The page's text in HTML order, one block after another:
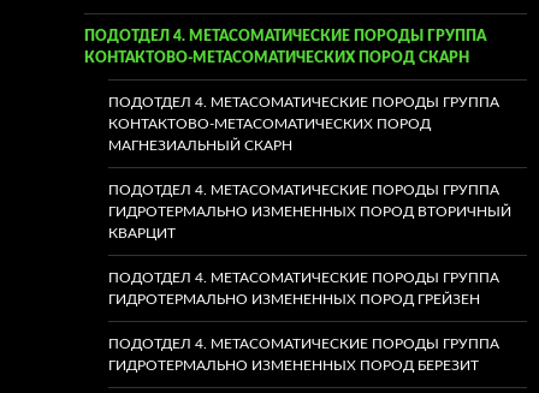
ПОДОТДЕЛ 4. МЕТАСОМАТИЧЕСКИЕ ПОРОДЫ ГРУППА
КОНТАКТОВО-МЕТАСОМАТИЧЕСКИХ ПОРОД СКАРН
ПОДОТДЕЛ 4. МЕТАСОМАТИЧЕСКИЕ ПОРОДЫ ГРУППА
КОНТАКТОВО-МЕТАСОМАТИЧЕСКИХ ПОРОД
МАГНЕЗИАЛЬНЫЙ СКАРН
ПОДОТДЕЛ 4. МЕТАСОМАТИЧЕСКИЕ ПОРОДЫ ГРУППА
ГИДРОТЕРМАЛЬНО ИЗМЕНЕННЫХ ПОРОД ВТОРИЧНЫЙ
КВАРЦИТ
ПОДОТДЕЛ 4. МЕТАСОМАТИЧЕСКИЕ ПОРОДЫ ГРУППА
ГИДРОТЕРМАЛЬНО ИЗМЕНЕННЫХ ПОРОД ГРЕЙЗЕН
ПОДОТДЕЛ 4. МЕТАСОМАТИЧЕСКИЕ ПОРОДЫ ГРУППА
ГИДРОТЕРМАЛЬНО ИЗМЕНЕННЫХ ПОРОД БЕРЕЗИТ